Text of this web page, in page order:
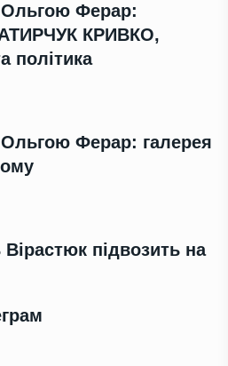
Ферар:
КРИВКО,
політика
Ферар: галерея
підвозить на